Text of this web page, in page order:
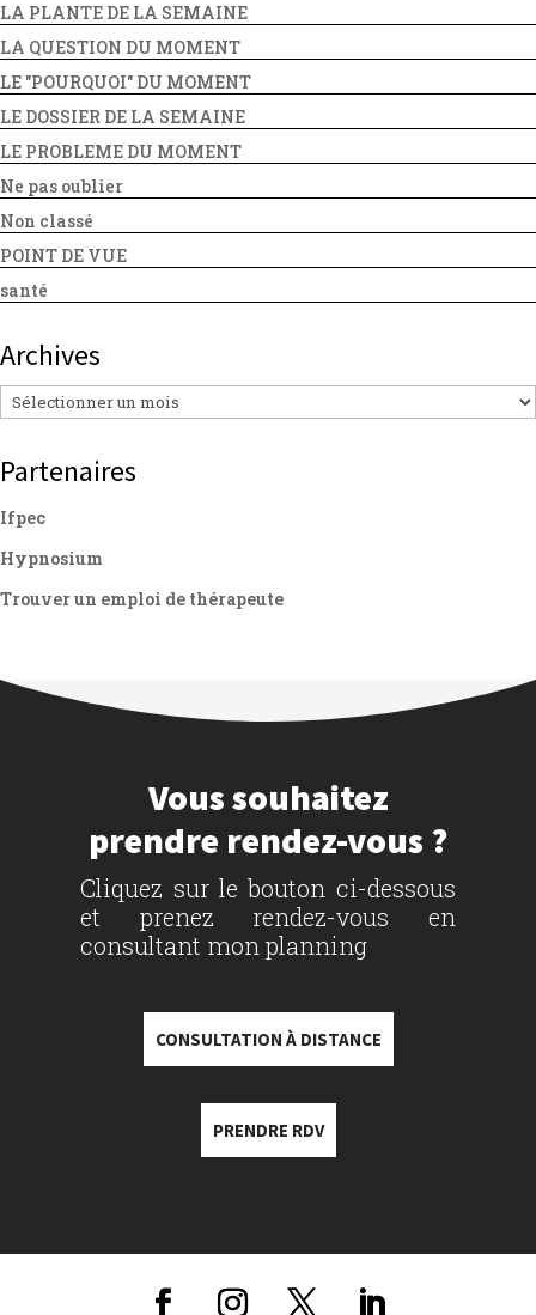
LA PLANTE DE LA SEMAINE
LA QUESTION DU MOMENT
LE "POURQUOI" DU MOMENT
LE DOSSIER DE LA SEMAINE
LE PROBLEME DU MOMENT
Ne pas oublier
Non classé
POINT DE VUE
santé
Archives
Archives
Partenaires
Ifpec
Hypnosium
Trouver un emploi de thérapeute
Vous souhaitez
prendre rendez-vous ?
Cliquez sur le bouton ci-dessous
et prenez rendez-vous en
consultant mon planning
CONSULTATION À DISTANCE
PRENDRE RDV